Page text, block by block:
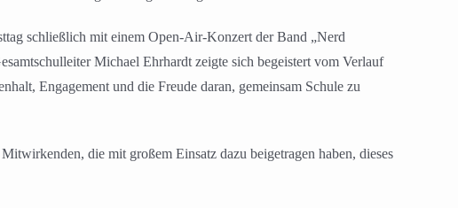
schließlich mit einem Open-Air-Konzert der Band „Nerd
Michael Ehrhardt zeigte sich begeistert vom Verlauf
Engagement und die Freude daran, gemeinsam Schule zu
die mit großem Einsatz dazu beigetragen haben, dieses